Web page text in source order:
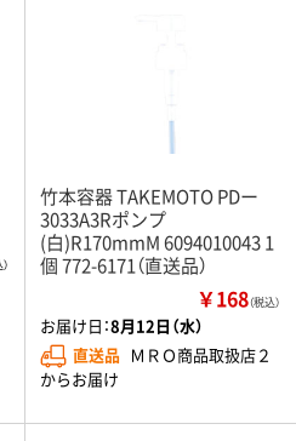
竹本容器 TAKEMOTO PDー
3033A3Rポンプ
(白)R170mmM 6094010043 1
個 772-6171（直送品）
￥168（税込）
お届け日：8月12日（水）
直送品 ＭＲＯ商品取扱店２
からお届け